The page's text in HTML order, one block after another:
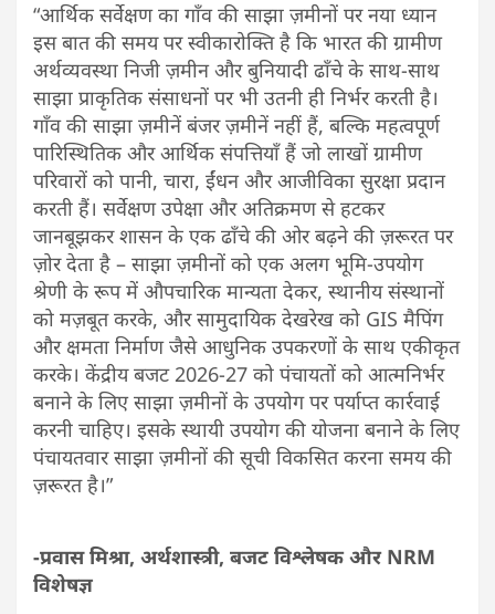
“आर्थिक सर्वेक्षण का गाँव की साझा ज़मीनों पर नया ध्यान
इस बात की समय पर स्वीकारोक्ति है कि भारत की ग्रामीण
अर्थव्यवस्था निजी ज़मीन और बुनियादी ढाँचे के साथ-साथ
साझा प्राकृतिक संसाधनों पर भी उतनी ही निर्भर करती है।
गाँव की साझा ज़मीनें बंजर ज़मीनें नहीं हैं, बल्कि महत्वपूर्ण
पारिस्थितिक और आर्थिक संपत्तियाँ हैं जो लाखों ग्रामीण
परिवारों को पानी, चारा, ईंधन और आजीविका सुरक्षा प्रदान
करती हैं। सर्वेक्षण उपेक्षा और अतिक्रमण से हटकर
जानबूझकर शासन के एक ढाँचे की ओर बढ़ने की ज़रूरत पर
ज़ोर देता है – साझा ज़मीनों को एक अलग भूमि-उपयोग
श्रेणी के रूप में औपचारिक मान्यता देकर, स्थानीय संस्थानों
को मज़बूत करके, और सामुदायिक देखरेख को GIS मैपिंग
और क्षमता निर्माण जैसे आधुनिक उपकरणों के साथ एकीकृत
करके। केंद्रीय बजट 2026-27 को पंचायतों को आत्मनिर्भर
बनाने के लिए साझा ज़मीनों के उपयोग पर पर्याप्त कार्रवाई
करनी चाहिए। इसके स्थायी उपयोग की योजना बनाने के लिए
पंचायतवार साझा ज़मीनों की सूची विकसित करना समय की
ज़रूरत है।”
-प्रवास मिश्रा, अर्थशास्त्री, बजट विश्लेषक और NRM
विशेषज्ञ